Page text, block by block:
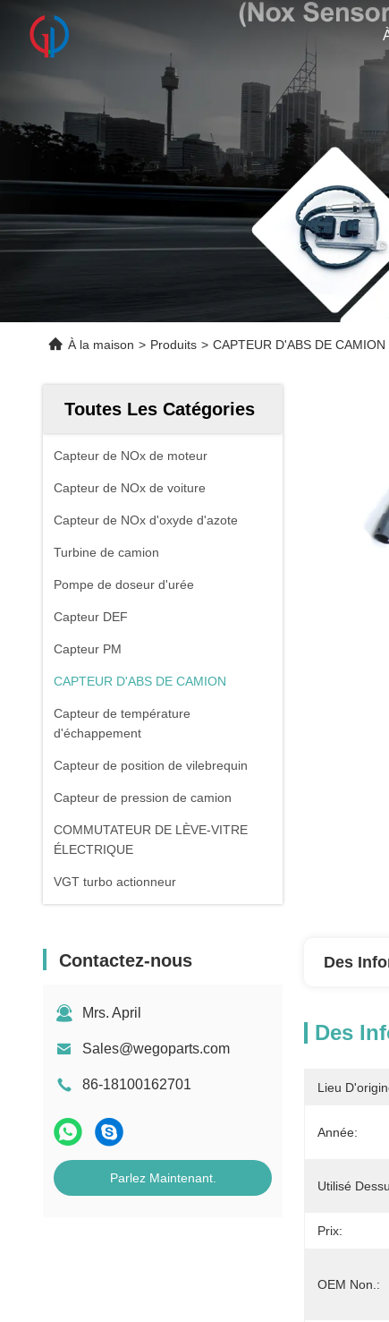
À la maison > Produits > CAPTEUR D'ABS DE CAMION
Toutes Les Catégories
Capteur de NOx de moteur
Capteur de NOx de voiture
Capteur de NOx d'oxyde d'azote
Turbine de camion
Pompe de doseur d'urée
Capteur DEF
Capteur PM
CAPTEUR D'ABS DE CAMION
Capteur de température
d'échappement
Capteur de position de vilebrequin
Capteur de pression de camion
COMMUTATEUR DE LÈVE-VITRE
ÉLECTRIQUE
VGT turbo actionneur
Contactez-nous
Mrs. April
Sales@wegoparts.com
86-18100162701
Parlez Maintenant.
Des
Des
Lieu
Année:
Utilisé
Prix:
OEM Non.: